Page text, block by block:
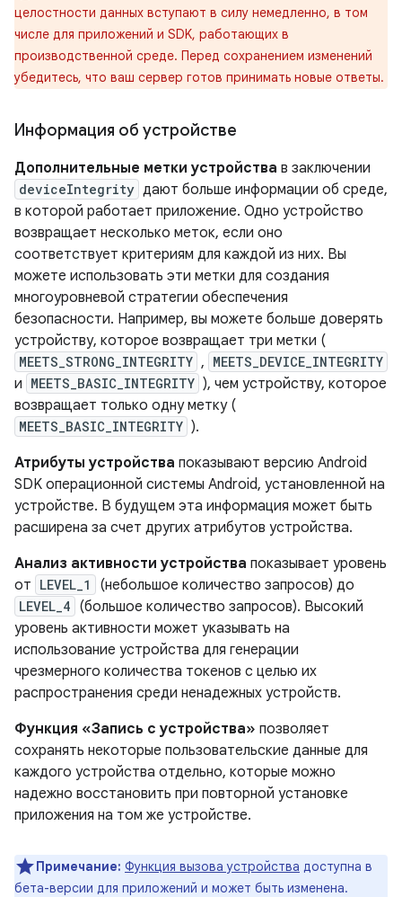
целостности данных вступают в силу немедленно, в том
числе для приложений и SDK, работающих в
производственной среде. Перед сохранением изменений
убедитесь, что ваш сервер готов принимать новые ответы.
Информация об устройстве
Дополнительные метки устройства в заключении
deviceIntegrity дают больше информации об среде,
в которой работает приложение. Одно устройство
возвращает несколько меток, если оно
соответствует критериям для каждой из них. Вы
можете использовать эти метки для создания
многоуровневой стратегии обеспечения
безопасности. Например, вы можете больше доверять
устройству, которое возвращает три метки (
MEETS_STRONG_INTEGRITY , MEETS_DEVICE_INTEGRITY
и MEETS_BASIC_INTEGRITY ), чем устройству, которое
возвращает только одну метку (
MEETS_BASIC_INTEGRITY ).
Атрибуты устройства показывают версию Android
SDK операционной системы Android, установленной на
устройстве. В будущем эта информация может быть
расширена за счет других атрибутов устройства.
Анализ активности устройства показывает уровень
от LEVEL_1 (небольшое количество запросов) до
LEVEL_4 (большое количество запросов). Высокий
уровень активности может указывать на
использование устройства для генерации
чрезмерного количества токенов с целью их
распространения среди ненадежных устройств.
Функция «Запись с устройства» позволяет
сохранять некоторые пользовательские данные для
каждого устройства отдельно, которые можно
надежно восстановить при повторной установке
приложения на том же устройстве.
Примечание: Функция вызова устройства доступна в
бета-версии для приложений и может быть изменена.